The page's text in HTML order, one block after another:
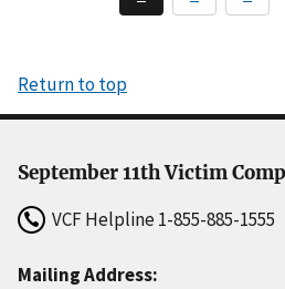
page
Return to top
September 11th Victim
VCF Helpline1-855-885-1555
Mailing Address: